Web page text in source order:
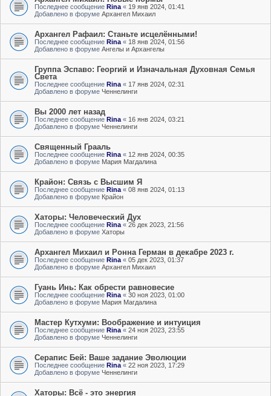
Последнее сообщение Rina « 19 янв 2024, 01:41
Добавлено в форуме Архангел Михаил
Архангел Рафаил: Станьте исцелёнными!
Последнее сообщение Rina « 18 янв 2024, 01:56
Добавлено в форуме Ангелы и Архангелы
Группа Эспаво: Георгий и Изначальная Духовная Семья
Света
Последнее сообщение Rina « 17 янв 2024, 02:31
Добавлено в форуме Ченнелинги
Вы 2000 лет назад
Последнее сообщение Rina « 16 янв 2024, 03:21
Добавлено в форуме Ченнелинги
Священный Грааль
Последнее сообщение Rina « 12 янв 2024, 00:35
Добавлено в форуме Мария Магдалина
Крайон: Связь с Высшим Я
Последнее сообщение Rina « 08 янв 2024, 01:13
Добавлено в форуме Крайон
Хаторы: Человеческий Дух
Последнее сообщение Rina « 26 дек 2023, 21:56
Добавлено в форуме Хаторы
Архангел Михаил и Ронна Герман в декабре 2023 г.
Последнее сообщение Rina « 05 дек 2023, 01:37
Добавлено в форуме Архангел Михаил
Гуань Инь: Как обрести равновесие
Последнее сообщение Rina « 30 ноя 2023, 01:00
Добавлено в форуме Мария Магдалина
Мастер Кутхуми: Воображение и интуиция
Последнее сообщение Rina « 24 ноя 2023, 23:55
Добавлено в форуме Ченнелинги
Серапис Бей: Ваше задание Эволюции
Последнее сообщение Rina « 22 ноя 2023, 17:29
Добавлено в форуме Ченнелинги
Хаторы: Всё - это энергия